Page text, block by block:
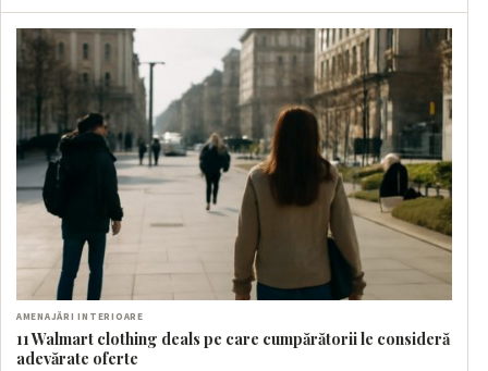
AMENAJĂRI INTERIOARE
11 Walmart clothing deals pe care cumpărătorii le consideră
adevărate oferte